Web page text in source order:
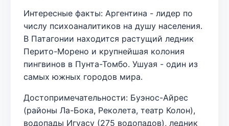
Интересные факты: Аргентина - лидер по
числу психоаналитиков на душу населения.
В Патагонии находится растущий ледник
Перито-Морено и крупнейшая колония
пингвинов в Пунта-Томбо. Ушуая - один из
самых южных городов мира.
Достопримечательности: Буэнос-Айрес
(районы Ла-Бока, Реколета, театр Колон),
водопады Игуасу (275 водопадов), ледник